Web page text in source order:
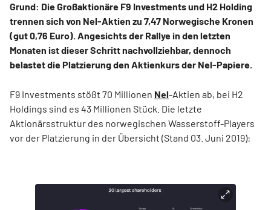
Grund: Die Großaktionäre F9 Investments und H2 Holding
trennen sich von Nel-Aktien zu 7,47 Norwegische Kronen
(gut 0,76 Euro). Angesichts der Rallye in den letzten
Monaten ist dieser Schritt nachvollziehbar, dennoch
belastet die Platzierung den Aktienkurs der Nel-Papiere.
F9 Investments stößt 70 Millionen Nel-Aktien ab, bei H2
Holdings sind es 43 Millionen Stück. Die letzte
Aktionärsstruktur des norwegischen Wasserstoff-Players
vor der Platzierung in der Übersicht (Stand 03. Juni 2019):